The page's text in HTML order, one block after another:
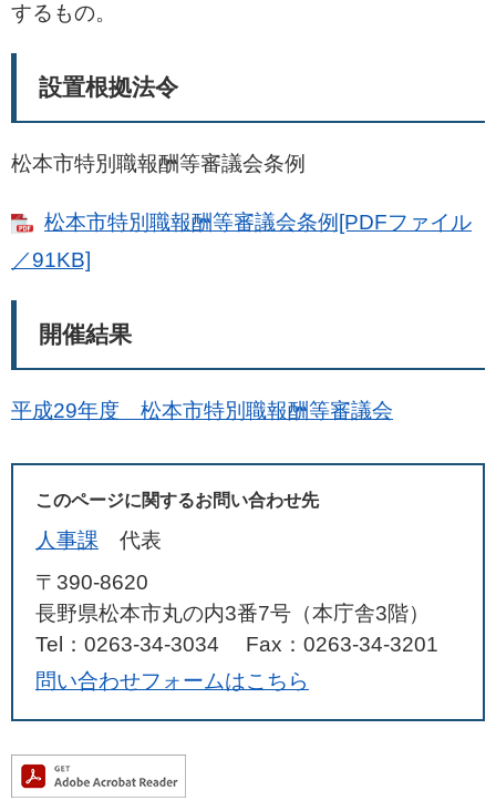
するもの。
設置根拠法令
松本市特別職報酬等審議会条例
松本市特別職報酬等審議会条例[PDFファイル
／91KB]
開催結果
平成29年度 松本市特別職報酬等審議会
このページに関するお問い合わせ先
人事課
代表
〒390-8620
長野県松本市丸の内3番7号（本庁舎3階）
Tel：0263-34-3034
Fax：0263-34-3201
問い合わせフォームはこちら